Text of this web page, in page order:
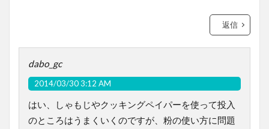
返信
dabo_gc
2014/03/30 3:12 AM
はい、しゃもじやクッキングペイパーを使って投入
のところはうまくいくのですが、粉の使い方に問題